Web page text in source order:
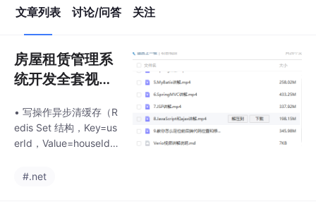
文章列表 讨论/问答 关注
房屋租赁管理系
统开发全套视频
框架的Java项目
实战教学
• 写操作异步清缓存（R
edis Set 结构，Key=us
erId，Value=houseId
5 min，读场景直接命
#.net